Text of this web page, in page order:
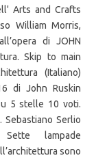
Arts and Crafts
William Morris,
di JOHN
Skip to main
(Italiano)
di John Ruskin
5 stelle 10 voti.
Serlio
lampade
sono